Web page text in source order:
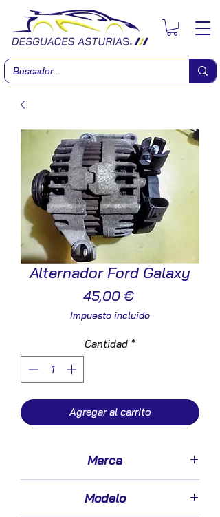
Alternador Ford Galaxy
45,00 €Precio
Impuesto incluido
Cantidad *
Agregar al carrito
Marca
Modelo